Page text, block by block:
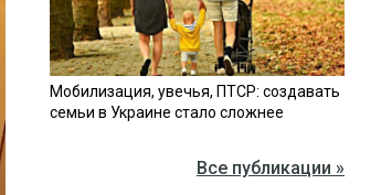
Мобилизация, увечья, ПТСР: создавать
семьи в Украине стало сложнее
Все публикации »